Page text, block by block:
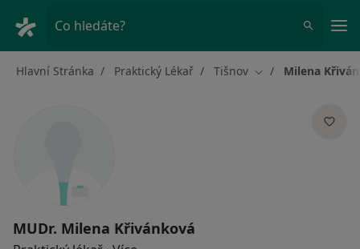
Co hledáte?
Hlavní Stránka Praktický Lékař Tišnov Změna města
Milena
MUDr. Milena Křivánková